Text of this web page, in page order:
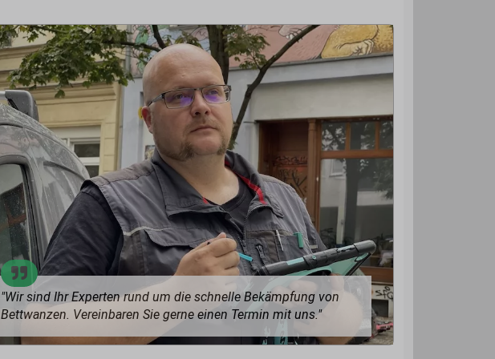
"Wir sind Ihr Experten rund um die schnelle Bekämpfung von
Bettwanzen. Vereinbaren Sie gerne einen Termin mit uns."